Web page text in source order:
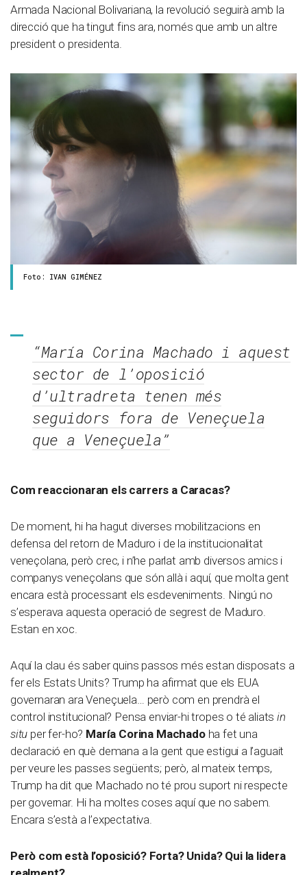
Armada Nacional Bolivariana, la revolució seguirà amb la
direcció que ha tingut fins ara, només que amb un altre
president o presidenta.
Foto: IVAN GIMÉNEZ
“María Corina Machado i aquest
sector de l’oposició
d’ultradreta tenen més
seguidors fora de Veneçuela
que a Veneçuela”
Com reaccionaran els carrers a Caracas?
De moment, hi ha hagut diverses mobilitzacions en
defensa del retorn de Maduro i de la institucionalitat
veneçolana, però crec, i n’he parlat amb diversos amics i
companys veneçolans que són allà i aquí, que molta gent
encara està processant els esdeveniments. Ningú no
s’esperava aquesta operació de segrest de Maduro.
Estan en xoc.
Aquí la clau és saber quins passos més estan disposats a
fer els Estats Units? Trump ha afirmat que els EUA
governaran ara Veneçuela… però com en prendrà el
control institucional? Pensa enviar-hi tropes o té aliats in
situ per fer-ho? María Corina Machadoha fet una
declaració en què demana a la gent que estigui a l’aguait
per veure les passes següents; però, al mateix temps,
Trump ha dit que Machado no té prou suport ni respecte
per governar. Hi ha moltes coses aquí que no sabem.
Encara s’està a l’expectativa.
Però com està l’oposició? Forta? Unida? Qui la lidera